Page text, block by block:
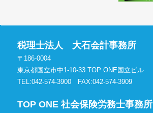
税理士法人 大石会計事務所
〒186-0004
東京都国立市中1-10-33 TOP ONE国立ビル
TEL:042-574-3900
FAX:042-574-3909
TOP ONE 社会保険労務士事務所